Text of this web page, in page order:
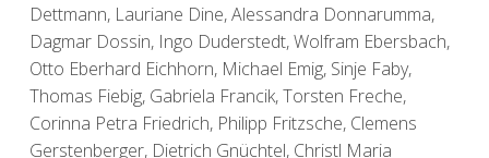
Dettmann, Lauriane Dine, Alessandra Donnarumma,
Dagmar Dossin, Ingo Duderstedt, Wolfram Ebersbach,
Otto Eberhard Eichhorn, Michael Emig, Sinje Faby,
Thomas Fiebig, Gabriela Francik, Torsten Freche,
Corinna Petra Friedrich, Philipp Fritzsche, Clemens
Gerstenberger, Dietrich Gnüchtel, Christl Maria